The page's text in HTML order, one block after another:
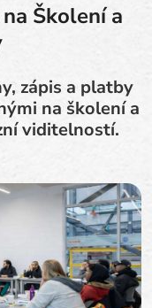
Školení a
zápis a platby
na školení a
viditelností.